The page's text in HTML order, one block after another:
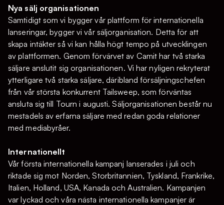
Nya sälj organisationen
Samtidigt som vi bygger vår plattform för internationella
lanseringar, bygger vi vår säljorganisation. Detta för att
skapa intäkter så vi kan hålla högt tempo på utvecklingen
av plattformen. Genom förvärvet av Camit har två starka
säljare anslutit sig organisationen. Vi har nyligen rekryterat
ytterligare två starka säljare, däribland försäljningschefen
från vår största konkurrent Tailsweep, som förväntas
ansluta sig till Tourn i augusti. Säljorganisationen består nu
mestadels av erfarna säljare med redan goda relationer
med mediabyråer.
Internationellt
Vår första internationella kampanj lanserades i juli och
riktade sig mot Norden, Storbritannien, Tyskland, Frankrike,
Italien, Holland, USA, Kanada och Australien. Kampanjen
var lyckad och våra nästa internationella kampanjer är